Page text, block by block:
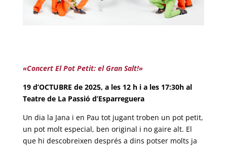
«Concert El Pot Petit: el Gran Salt!»
19 d’OCTUBRE de 2025, a les 12 h i a les 17:30h al
Teatre de La Passió d’Esparreguera
Un dia la Jana i en Pau tot jugant troben un pot petit,
un pot molt especial, ben original i no gaire alt. El
que hi descobreixen després a dins potser molts ja